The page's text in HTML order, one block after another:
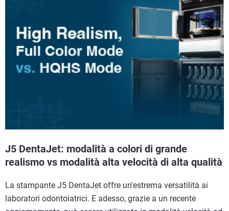
J5 DentaJet: modalità a colori di grande
realismo vs modalità alta velocità di alta qualità
La stampante J5 DentaJet offre un'estrema versatilità ai
laboratori odontoiatrici. E adesso, grazie a un recente